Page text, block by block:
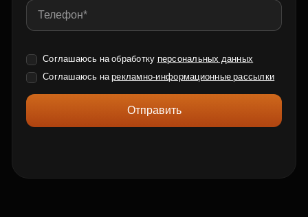
Соглашаюсь на обработку персональных данных
Соглашаюсь нарекламно-информационные рассылки
Отправить